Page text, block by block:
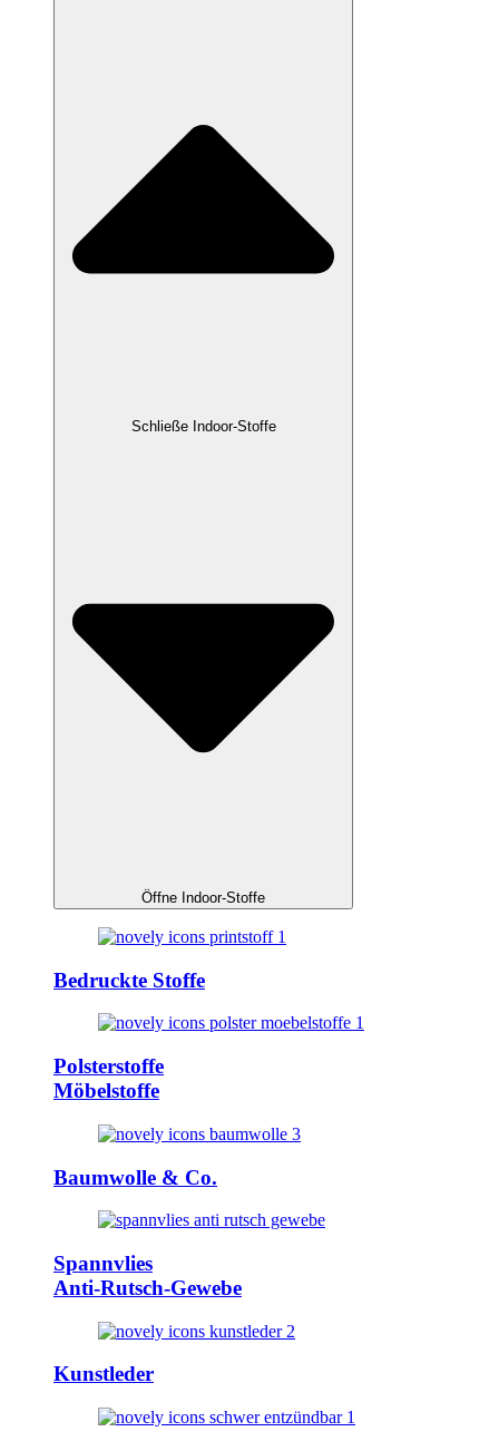
Schließe Indoor-Stoffe
Öffne Indoor-Stoffe
Bedruckte Stoffe
Polsterstoffe
Möbelstoffe
Baumwolle & Co.
Spannvlies
Anti-Rutsch-Gewebe
Kunstleder